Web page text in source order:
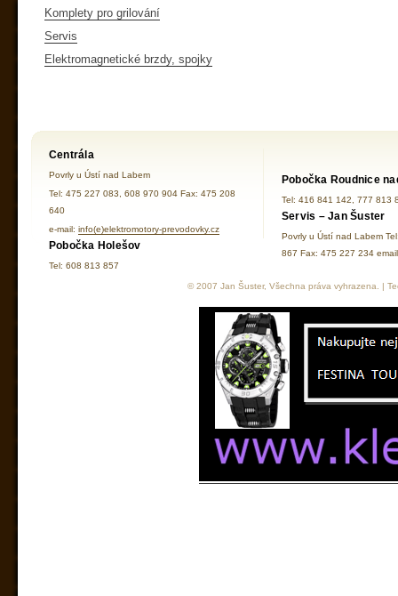
Komplety pro grilování
Servis
Elektromagnetické brzdy, spojky
Centrála
Povrly u Ústí nad Labem
Tel: 475 227 083, 608 970 904 Fax: 475 208
640
e-mail: info(e)elektromotory-prevodovky.cz
Pobočka Holešov
Tel: 608 813 857
Pobočka Roudnice
Tel: 416 841 142, 777 813
Servis – Jan Šuster
Povrly u Ústí nad Labem
867 Fax: 475 227 234
© 2007 Jan Šuster, Všechna práva vyhrazena. |